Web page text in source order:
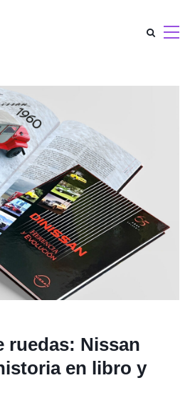
ruedas: Nissan
en libro y